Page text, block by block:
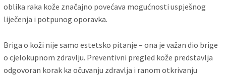
oblika raka kože značajno povećava mogućnosti uspješnog
liječenja i potpunog oporavka.
Briga o koži nije samo estetsko pitanje – ona je važan dio brige
o cjelokupnom zdravlju. Preventivni pregled kože predstavlja
odgovoran korak ka očuvanju zdravlja i ranom otkrivanju